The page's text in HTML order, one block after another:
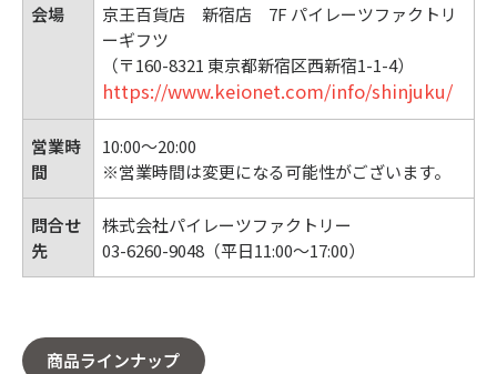
会場
京王百貨店 新宿店 7F パイレーツファクトリ
ーギフツ
（〒160-8321 東京都新宿区西新宿1-1-4）
https://www.keionet.com/info/shinjuku/
営業時
間
10:00〜20:00
※営業時間は変更になる可能性がございます。
問合せ
先
株式会社パイレーツファクトリー
03-6260-9048（平日11:00～17:00）
商品ラインナップ